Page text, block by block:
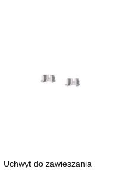
849,00 zł
Uchwyt do zawieszania